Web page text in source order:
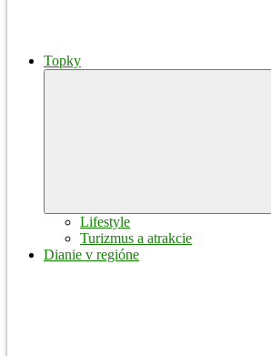
Topky
Lifestyle
Turizmus a atrakcie
Dianie v regióne